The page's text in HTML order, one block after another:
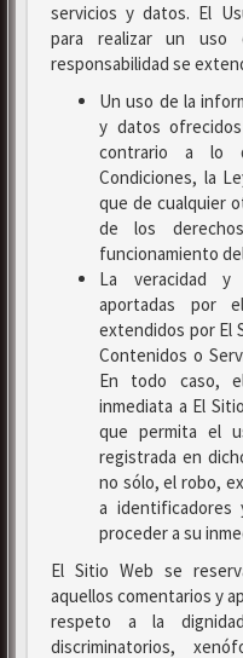
servicios y datos. El
para realizar un uso
responsabilidad se
Un uso de la
y datos
contrario a lo
Condiciones, la
que de cualquier
de los
funcionamiento
La veracidad y
aportadas por
extendidos por El
Contenidos o
En todo caso,
inmediata a El
que permita el
registrada en
no sólo, el robo,
a
proceder a su
El Sitio Web se
aquellos comentarios y
respeto a la
discriminatorios,